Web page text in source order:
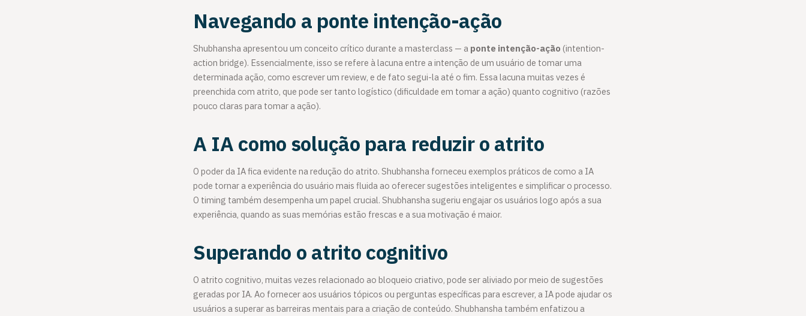
Navegando a ponte intenção-ação
Shubhansha apresentou um conceito crítico durante a masterclass — aponte intenção-ação (intention-
action bridge). Essencialmente, isso se refere à lacuna entre a intenção de um usuário de tomar uma
determinada ação, como escrever um review, e de fato segui-la até o fim. Essa lacuna muitas vezes é
preenchida com atrito, que pode ser tanto logístico (dificuldade em tomar a ação) quanto cognitivo (razões
pouco claras para tomar a ação).
A IA como solução para reduzir o atrito
O poder da IA fica evidente na redução do atrito. Shubhansha forneceu exemplos práticos de como a IA
pode tornar a experiência do usuário mais fluida ao oferecer sugestões inteligentes e simplificar o processo.
O timing também desempenha um papel crucial. Shubhansha sugeriu engajar os usuários logo após a sua
experiência, quando as suas memórias estão frescas e a sua motivação é maior.
Superando o atrito cognitivo
O atrito cognitivo, muitas vezes relacionado ao bloqueio criativo, pode ser aliviado por meio de sugestões
geradas por IA. Ao fornecer aos usuários tópicos ou perguntas específicas para escrever, a IA pode ajudar os
usuários a superar as barreiras mentais para a criação de conteúdo. Shubhansha também enfatizou a